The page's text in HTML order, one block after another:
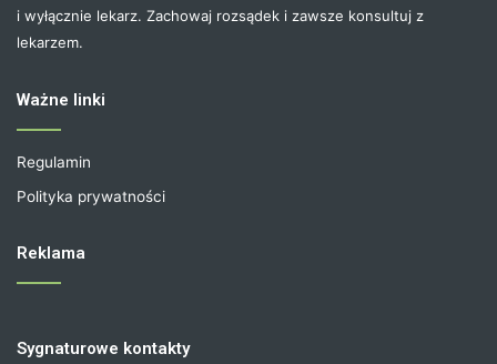
i wyłącznie lekarz. Zachowaj rozsądek i zawsze konsultuj z
lekarzem.
Ważne linki
Regulamin
Polityka prywatności
Reklama
Sygnaturowe kontakty